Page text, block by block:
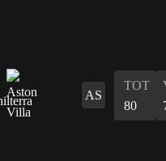
AS
TOT
80